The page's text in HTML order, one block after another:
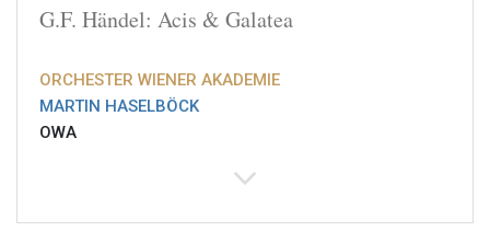
G.F. Händel: Acis & Galatea
ORCHESTER WIENER AKADEMIE
MARTIN HASELBÖCK
OWA